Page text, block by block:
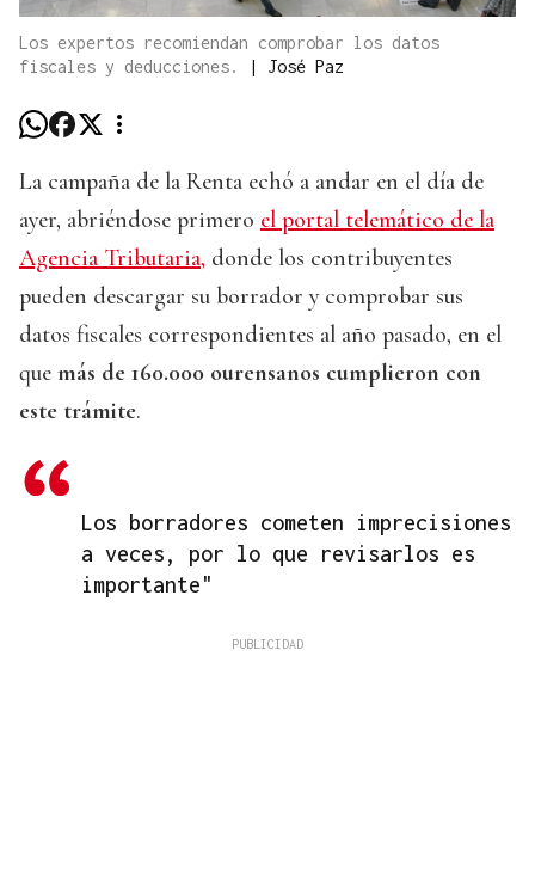
Los expertos recomiendan comprobar los datos
fiscales y deducciones.
| José Paz
La campaña de la Renta echó a andar en el día de
ayer, abriéndose primero el portal telemático de la
Agencia Tributaria, donde los contribuyentes
pueden descargar su borrador y comprobar sus
datos fiscales correspondientes al año pasado, en el
que más de 160.000 ourensanos cumplieron con
este trámite.
Los borradores cometen imprecisiones
a veces, por lo que revisarlos es
importante"